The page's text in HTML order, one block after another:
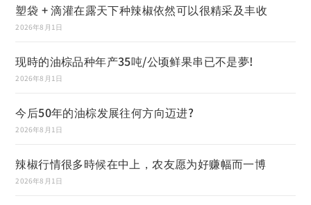
塑袋 + 滴灌在露天下种辣椒依然可以很精采及丰收
2026年8月1日
现時的油棕品种年产35吨/公顷鲜果串已不是夢!
2026年8月1日
今后50年的油棕发展往何方向迈进?
2026年8月1日
辣椒行情很多時候在中上，农友愿为好赚幅而一博
2026年8月1日